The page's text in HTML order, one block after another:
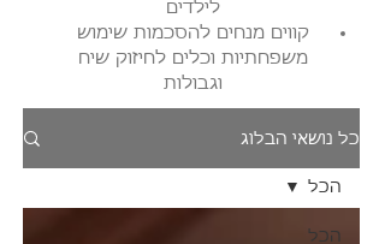
לילדים
​קווים מנחים להסכמות שימוש
משפחתיות וכלים לחיזוק שיח
וגבולות
כל נושאי הבלוג
הכל
הכל